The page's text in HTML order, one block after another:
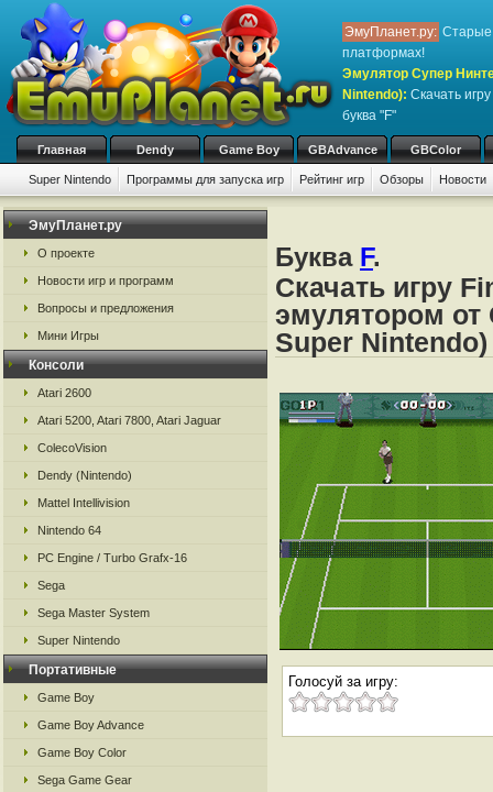
ЭмуПланет.ру: Старые
платформах!
Эмулятор Супер
Nintendo): Скачать игру
буква "F"
Главная Dendy Game Boy GBAdvance GBColor
Super Nintendo Программы для запуска игр Рейтинг игр Обзоры Новости
Игры: # A B C D E F G H I
ЭмуПланет.ру
О проекте
Новости игр и программ
Вопросы и предложения
Мини Игры
Консоли
Atari 2600
Atari 5200, Atari 7800, Atari Jaguar
ColecoVision
Dendy (Nintendo)
Mattel Intellivision
Nintendo 64
PC Engine / Turbo Grafx-16
Sega
Sega Master System
Super Nintendo
Портативные
Game Boy
Game Boy Advance
Game Boy Color
Sega Game Gear
Буква F.
Скачать игру
эмулятором от
Super Nintendo)
Голосуй за игру: